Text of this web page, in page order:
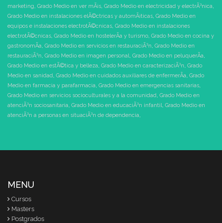
marketing, Grado Medio en ver mÃ¡s, Grado Medio en electricidad y electrÃ³nica,
Grado Medio en instalaciones elÃ©ctricas y automÃ¡ticas, Grado Medio en
equipos e instalaciones electrotÃ©cnicas, Grado Medio en instalaciones
electrotÃ©cnicas, Grado Medio en hostelerÃ­a y turismo, Grado Medio en cocina y
gastronomÃ­a, Grado Medio en servicios en restauraciÃ³n, Grado Medio en
restauraciÃ³n, Grado Medio en imagen personal, Grado Medio en peluquerÃ­a,
Grado Medio en estÃ©tica y belleza, Grado Medio en caracterizaciÃ³n, Grado
Medio en sanidad, Grado Medio en cuidados auxiliares de enfermerÃ­a, Grado
Medio en farmacia y parafarmacia, Grado Medio en emergencias sanitarias,
Grado Medio en servicios socioculturales y a la comunidad, Grado Medio en
atenciÃ³n sociosanitaria, Grado Medio en educaciÃ³n infantil, Grado Medio en
atenciÃ³n a personas en situaciÃ³n de dependencia,
MENU
Cursos
Masters
Postgrados